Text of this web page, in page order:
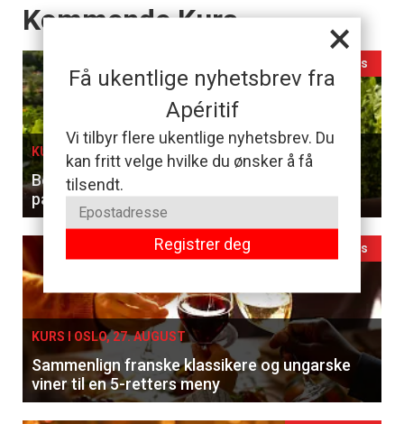
×
Få ukentlige nyhetsbrev fra
Apéritif
Vi tilbyr flere ukentlige nyhetsbrev. Du
kan fritt velge hvilke du ønsker å få
tilsendt.
Registrer deg
Events
Kommende Kurs
Ledig plass
KURS I OSLO, 26. AUGUST
Benytt sjansen til å smake og lære forskjellen
på hvitviner
Ledig plass
KURS I OSLO, 27. AUGUST
Sammenlign franske klassikere og ungarske
viner til en 5-retters meny